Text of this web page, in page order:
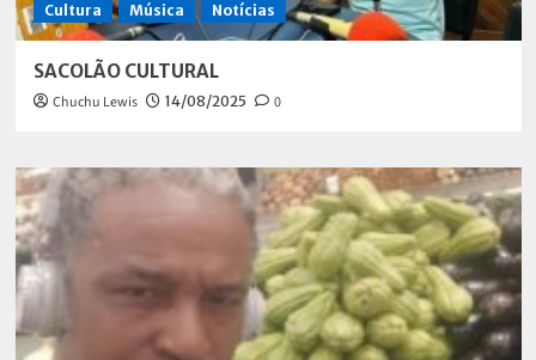
Cultura Música Notícias
SACOLÃO CULTURAL
Chuchu Lewis 14/08/2025 0